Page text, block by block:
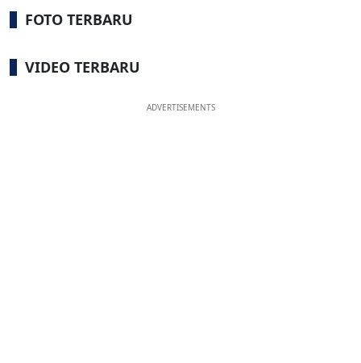
FOTO TERBARU
VIDEO TERBARU
ADVERTISEMENTS